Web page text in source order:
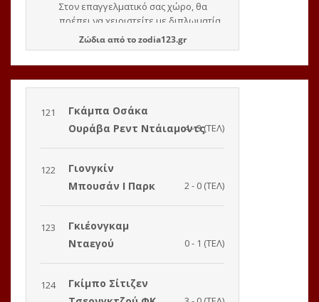
Ζώδιααπό τοzodia123.gr